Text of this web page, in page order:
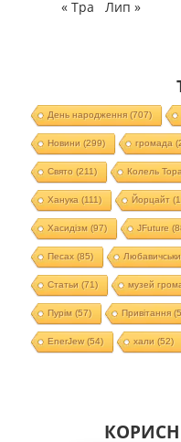
« Тра
Лип »
День народження(707)
Новини (299) громада
Свято (211) Колель
Ханука (111) Йорцайт
Хасидізм (97) JFuture
Песах(85)
Статьи (71) музей
Пурім (57) Привітання
EnerJew(54) хали (52)